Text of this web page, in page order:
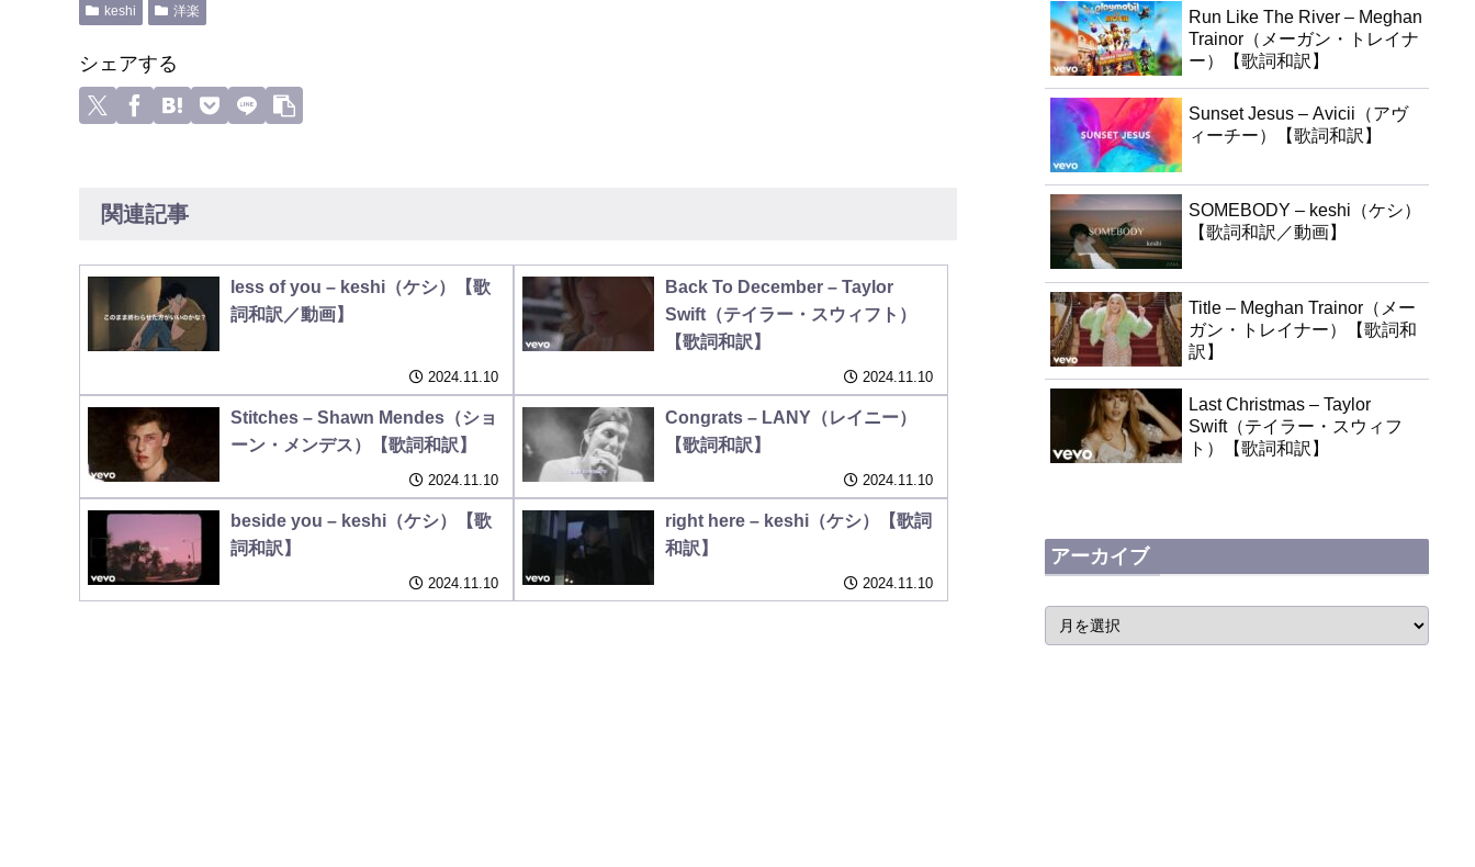
keshi 洋楽
シェアする
関連記事
less of you – keshi（ケシ）【歌
詞和訳／動画】
2024.11.10
Back To December – Taylor
Swift（テイラー・スウィフト）
【歌詞和訳】
2024.11.10
Stitches – Shawn Mendes（ショ
ーン・メンデス）【歌詞和訳】
2024.11.10
Congrats – LANY（レイニー）
【歌詞和訳】
2024.11.10
beside you – keshi（ケシ）【歌
詞和訳】
2024.11.10
right here – keshi（ケシ）【歌詞
和訳】
2024.11.10
Run Like The River – Meghan
Trainor（メーガン・トレイナ
ー）【歌詞和訳】
Sunset Jesus – Avicii（アヴ
ィーチー）【歌詞和訳】
SOMEBODY – keshi（ケシ）
【歌詞和訳／動画】
Title – Meghan Trainor（メー
ガン・トレイナー）【歌詞和
訳】
Last Christmas – Taylor
Swift（テイラー・スウィフ
ト）【歌詞和訳】
アーカイブ